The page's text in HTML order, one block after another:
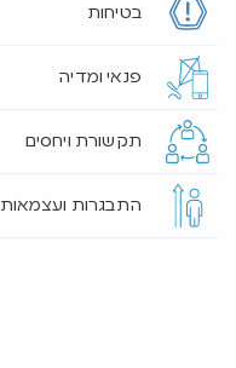
בטיחות
פנאי ומדיה
תקשורת ויחסים
התבגרות ועצמאות